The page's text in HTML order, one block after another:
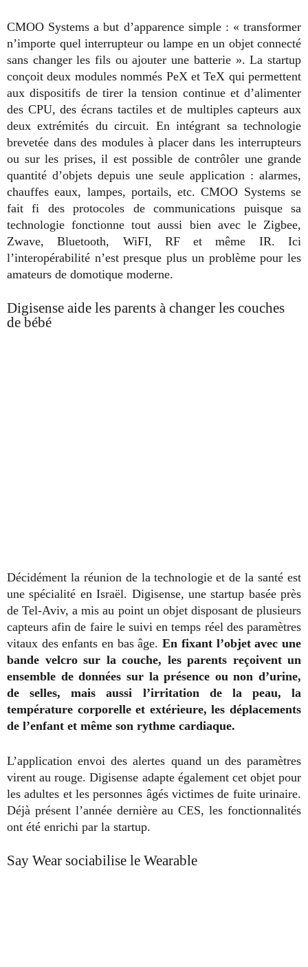
CMOO Systems a but d’apparence simple : « transformer
n’importe quel interrupteur ou lampe en un objet connecté
sans changer les fils ou ajouter une batterie ». La startup
conçoit deux modules nommés PeX et TeX qui permettent
aux dispositifs de tirer la tension continue et d’alimenter
des CPU, des écrans tactiles et de multiples capteurs aux
deux extrémités du circuit. En intégrant sa technologie
brevetée dans des modules à placer dans les interrupteurs
ou sur les prises, il est possible de contrôler une grande
quantité d’objets depuis une seule application : alarmes,
chauffes eaux, lampes, portails, etc. CMOO Systems se
fait fi des protocoles de communications puisque sa
technologie fonctionne tout aussi bien avec le Zigbee,
Zwave, Bluetooth, WiFI, RF et même IR. Ici
l’interopérabilité n’est presque plus un problème pour les
amateurs de domotique moderne.
Digisense aide les parents à changer les couches
de bébé
Décidément la réunion de la technologie et de la santé est
une spécialité en Israël. Digisense, une startup basée près
de Tel-Aviv, a mis au point un objet disposant de plusieurs
capteurs afin de faire le suivi en temps réel des paramètres
vitaux des enfants en bas âge. En fixant l’objet avec une
bande velcro sur la couche, les parents reçoivent un
ensemble de données sur la présence ou non d’urine,
de selles, mais aussi l’irritation de la peau, la
température corporelle et extérieure, les déplacements
de l’enfant et même son rythme cardiaque.
L’application envoi des alertes quand un des paramètres
virent au rouge. Digisense adapte également cet objet pour
les adultes et les personnes âgés victimes de fuite urinaire.
Déjà présent l’année dernière au CES, les fonctionnalités
ont été enrichi par la startup.
Say Wear sociabilise le Wearable